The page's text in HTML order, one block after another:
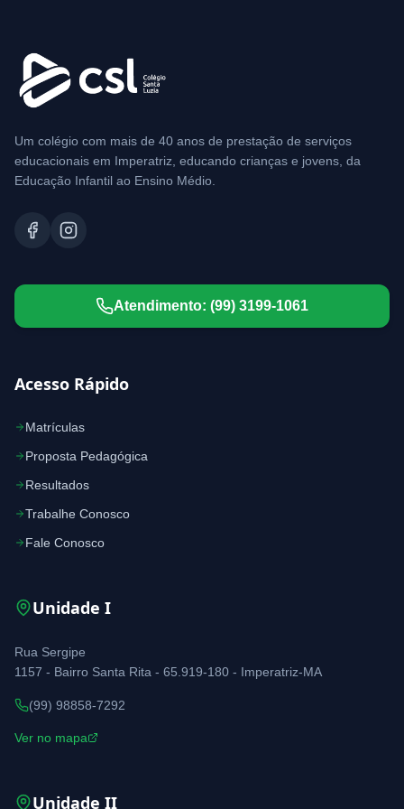
Um colégio com mais de 40 anos de prestação de serviços
educacionais em Imperatriz, educando crianças e jovens, da
Educação Infantil ao Ensino Médio.
Atendimento: (99) 3199-1061
Acesso Rápido
Matrículas
Proposta Pedagógica
Resultados
Trabalhe Conosco
Fale Conosco
Unidade I
Rua Sergipe
1157 - Bairro Santa Rita - 65.919-180 - Imperatriz-MA
(99) 98858-7292
Ver no mapa
Unidade II